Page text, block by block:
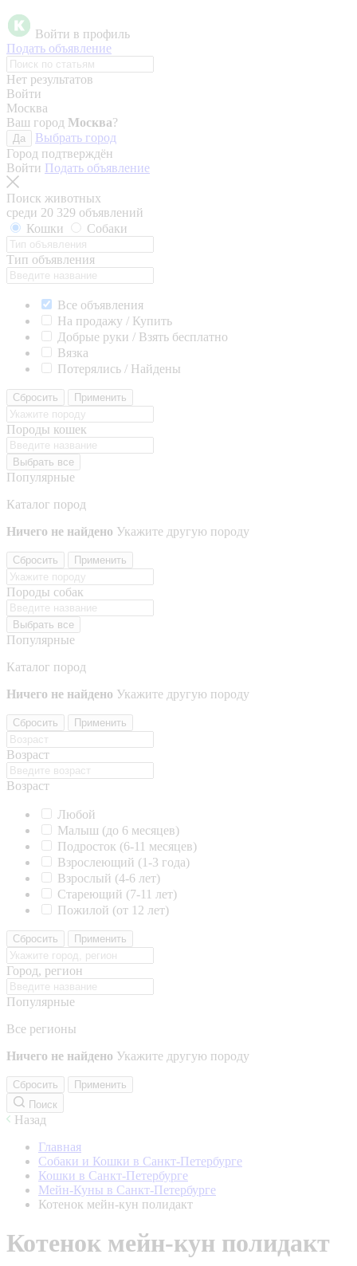
Войти в профиль
Подать объявление
Нет результатов
Войти
Москва
Ваш город Москва?
Да
Выбрать город
Город подтверждён
Войти Подать объявление
Поиск животных
среди 20 329 объявлений
Кошки
Собаки
Тип объявления
Все объявления
На продажу / Купить
Добрые руки / Взять бесплатно
Вязка
Потерялись / Найдены
Сбросить Применить
Породы кошек
Выбрать все
Популярные
Каталог пород
Ничего не найдено Укажите другую породу
Сбросить Применить
Породы собак
Выбрать все
Популярные
Каталог пород
Ничего не найдено Укажите другую породу
Сбросить Применить
Возраст
Возраст
Любой
Малыш (до 6 месяцев)
Подросток (6-11 месяцев)
Взрослеющий (1-3 года)
Взрослый (4-6 лет)
Стареющий (7-11 лет)
Пожилой (от 12 лет)
Сбросить Применить
Город, регион
Популярные
Все регионы
Ничего не найдено Укажите другую породу
Сбросить
Применить
Поиск
Назад
Главная
Собаки и Кошки в Санкт-Петербурге
Кошки в Санкт-Петербурге
Мейн-Куны в Санкт-Петербурге
Котенок мейн-кун полидакт
Котенок мейн-кун полидакт